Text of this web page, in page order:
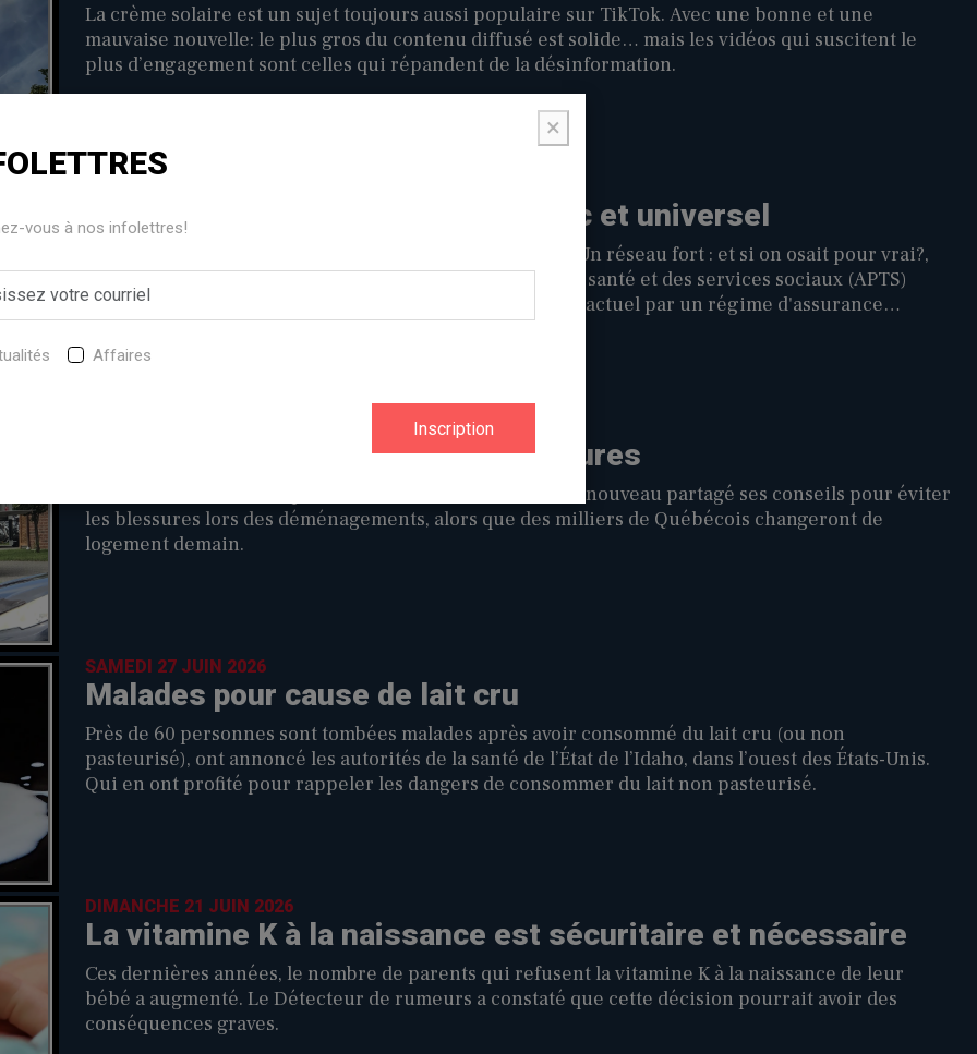
La crème solaire est un sujet toujours aussi populaire sur TikTok. Avec une bonne et une
mauvaise nouvelle: le plus gros du contenu diffusé est solide… mais les vidéos qui suscitent le
plus d’engagement sont celles qui répandent de la désinformation.
L'APTS plaide pour un régime public et universel
Dans le cadre de l'édition Agenda 2026 de sa campagne Un réseau fort : et si on osait pour vrai?,
l'Alliance du personnel professionnel et technique de la santé et des services sociaux (APTS)
soutient qu'il est temps de remplacer le régime hybride actuel par un régime d'assurance
Des conseils pour éviter des blessures
L'Association des chiropraticiens du Québec (ACQ) a de nouveau partagé ses conseils pour éviter
les blessures lors des déménagements, alors que des milliers de Québécois changeront de
logement demain.
SAMEDI 27 JUIN 2026
Malades pour cause de lait cru
Près de 60 personnes sont tombées malades après avoir consommé du lait cru (ou non
pasteurisé), ont annoncé les autorités de la santé de l’État de l’Idaho, dans l’ouest des États-Unis.
Qui en ont profité pour rappeler les dangers de consommer du lait non pasteurisé.
DIMANCHE 21 JUIN 2026
La vitamine K à la naissance est sécuritaire et nécessaire
Ces dernières années, le nombre de parents qui refusent la vitamine K à la naissance de leur
bébé a augmenté. Le Détecteur de rumeurs a constaté que cette décision pourrait avoir des
conséquences graves.
×
vous à nos infolettres!
Affaires